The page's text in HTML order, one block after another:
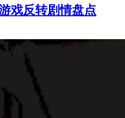
戏反转剧情盘点